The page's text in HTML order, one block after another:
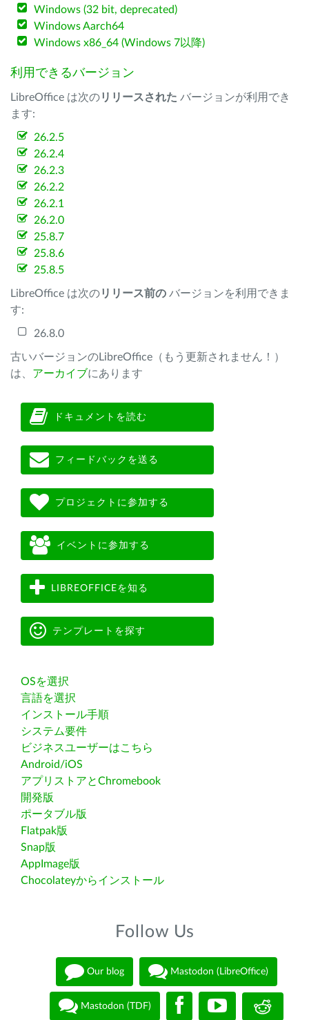
Windows (32 bit, deprecated)
Windows Aarch64
Windows x86_64 (Windows 7以降)
利用できるバージョン
LibreOffice は次のリリースされた バージョンが利用でき
ます:
26.2.5
26.2.4
26.2.3
26.2.2
26.2.1
26.2.0
25.8.7
25.8.6
25.8.5
LibreOffice は次のリリース前の バージョンを利用できま
す:
26.8.0
古いバージョンのLibreOffice（もう更新されません！）
は、 アーカイブにあります
ドキュメントを読む
フィードバックを送る
プロジェクトに参加する
イベントに参加する
LIBREOFFICEを知る
テンプレートを探す
OSを選択
言語を選択
インストール手順
システム要件
ビジネスユーザーはこちら
Android/iOS
アプリストアとChromebook
開発版
ポータブル版
Flatpak版
Snap版
AppImage版
Chocolateyからインストール
Follow Us
Our blog Mastodon (LibreOffice)
Mastodon (TDF)